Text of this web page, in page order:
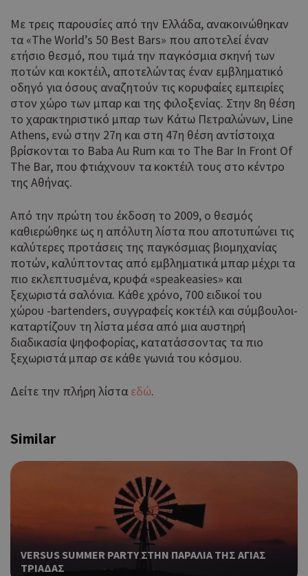
Με τρεις παρουσίες από την Ελλάδα, ανακοινώθηκαν
τα «The World’s 50 Best Bars» που αποτελεί έναν
ετήσιο θεσμό, που τιμά την παγκόσμια σκηνή των
ποτών και κοκτέιλ, αποτελώντας έναν εμβληματικό
οδηγό για όσους αναζητούν τις κορυφαίες εμπειρίες
στον χώρο των μπαρ και της φιλοξενίας. Στην 8η θέση
το χαρακτηριστικό μπαρ των Κάτω Πετραλώνων, Line
Athens, ενώ στην 27η και στη 47η θέση αντίστοιχα
βρίσκονται το Baba Au Rum και το The Bar In Front Of
The Bar, που φτιάχνουν τα κοκτέιλ τους στο κέντρο
της Αθήνας.
Από την πρώτη του έκδοση το 2009, ο θεσμός
καθιερώθηκε ως η απόλυτη λίστα που αποτυπώνει τις
καλύτερες προτάσεις της παγκόσμιας βιομηχανίας
ποτών, καλύπτοντας από εμβληματικά μπαρ μέχρι τα
πιο εκλεπτυσμένα, κρυφά «speakeasies» και
ξεχωριστά σαλόνια. Κάθε χρόνο, 700 ειδικοί του
χώρου -bartenders, συγγραφείς κοκτέιλ και σύμβουλοι-
καταρτίζουν τη λίστα μέσα από μια αυστηρή
διαδικασία ψηφοφορίας, κατατάσσοντας τα πιο
ξεχωριστά μπαρ σε κάθε γωνιά του κόσμου.
Δείτε την πλήρη λίστα εδώ.
Similar
VERSUS SUMMER PARTY ΣΤΗΝ ΠΑΡΑΛΙΑ ΤΗΣ ΑΓΙΑΣ
ΤΡΙΑΔΑΣ